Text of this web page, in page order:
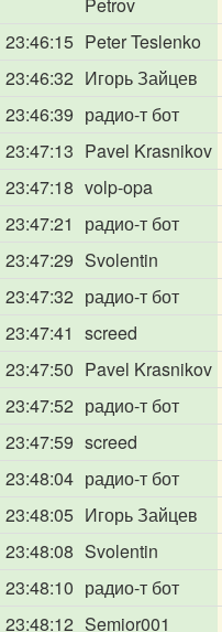
23:46:15 Peter Teslenko
23:46:32 Игорь Зайцев
23:46:39 радио-т бот
23:47:13 Pavel Krasnikov
23:47:18 volp-opa
23:47:21
радио-т бот
23:47:29 Svolentin
23:47:32 радио-т бот
23:47:41 screed
23:47:50 Pavel Krasnikov
23:47:52 радио-т бот
23:47:59 screed
23:48:04 радио-т бот
23:48:05 Игорь Зайцев
23:48:08 Svolentin
23:48:10 радио-т бот
23:48:12 Semior001